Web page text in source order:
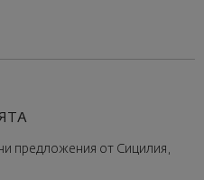
предложения от Сицилия,